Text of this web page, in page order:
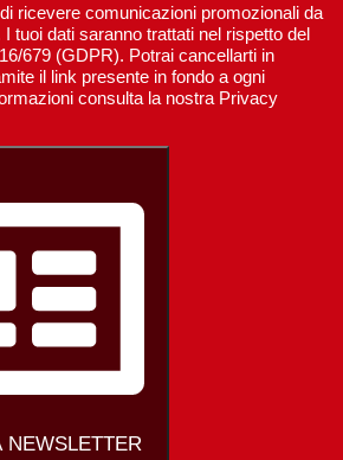
ricevere comunicazioni promozionali da
tuoi dati saranno trattati nel rispetto del
679 (GDPR). Potrai cancellarti in
il link presente in fondo a ogni
consulta la nostra Privacy
NEWSLETTER